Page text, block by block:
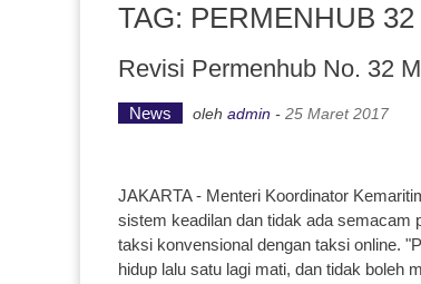
TAG: PERMENHUB 32
Revisi Permenhub No. 32
News oleh admin - 25 Maret 2017
JAKARTA - Menteri Koordinator
sistem keadilan dan tidak ada semacam
taksi konvensional dengan taksi online.
hidup lalu satu lagi mati, dan tidak boleh